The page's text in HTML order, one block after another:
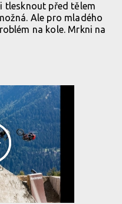
tlesknout před tělem
Ale pro mladého
na kole. Mrkni na